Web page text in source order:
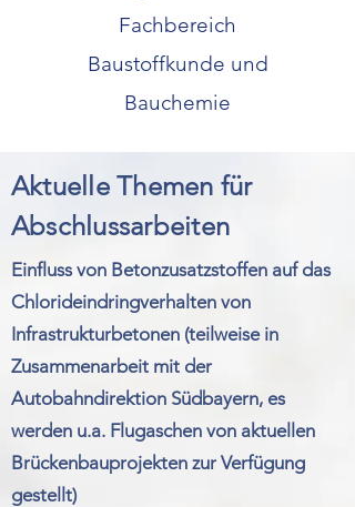
Fachbereich
Baustoffkunde und
Bauchemie
Aktuelle Themen für
Abschlussarbeiten
Einfluss von Betonzusatzstoffen auf das
Chlorideindringverhalten von
Infrastrukturbetonen (teilweise in
Zusammenarbeit mit der
Autobahndirektion Südbayern, es
werden u.a. Flugaschen von aktuellen
Brückenbauprojekten zur Verfügung
gestellt)